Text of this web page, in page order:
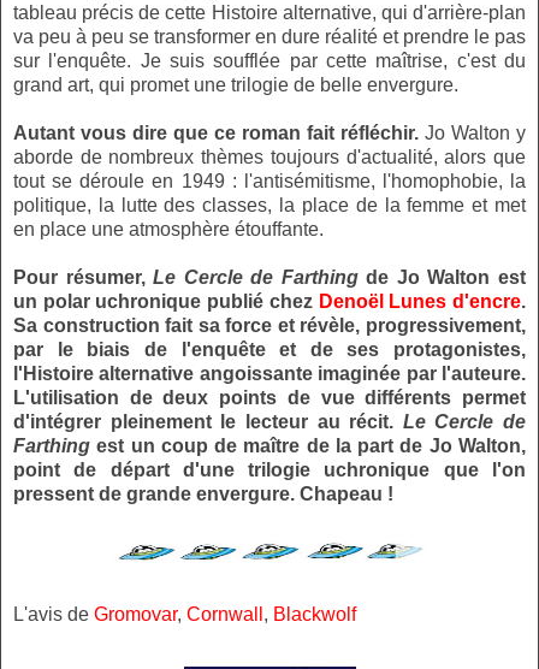
tableau précis de cette Histoire alternative, qui d'arrière-plan
va peu à peu se transformer en dure réalité et prendre le pas
sur l'enquête. Je suis soufflée par cette maîtrise, c'est du
grand art, qui promet une trilogie de belle envergure.
Autant vous dire que ce roman fait réfléchir. Jo Walton y
aborde de nombreux thèmes toujours d'actualité, alors que
tout se déroule en 1949 : l'antisémitisme, l'homophobie, la
politique, la lutte des classes, la place de la femme et met
en place une atmosphère étouffante.
Pour résumer,Le Cercle de Farthingde Jo Walton est
un polar uchronique publié chez Denoël Lunes d'encre.
Sa construction fait sa force et révèle, progressivement,
par le biais de l'enquête et de ses protagonistes,
l'Histoire alternative angoissante imaginée par l'auteure.
L'utilisation de deux points de vue différents permet
d'intégrer pleinement le lecteur au récit. Le Cercle de
Farthing est un coup de maître de la part de Jo Walton,
point de départ d'une trilogie uchronique que l'on
pressent de grande envergure. Chapeau !
L'avis de Gromovar, Cornwall , Blackwolf